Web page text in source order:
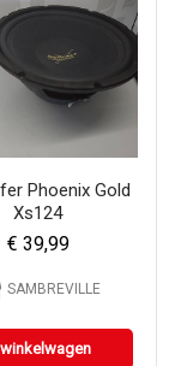
Phoenix Gold
Xs124
€ 39,99
SAMBREVILLE